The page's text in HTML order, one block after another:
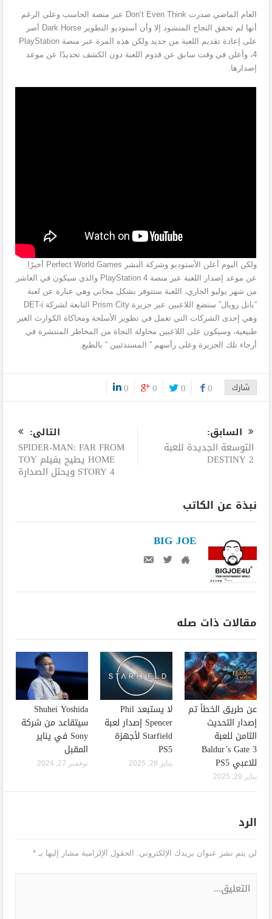
العام الماضي صدرت Don’t Even Think عبر منصة الحاسب وعلى الرغم
أنها لم تحقق النجاح المنشود إلا وأن أستوديو التطوير Dark Horse أصر
على إعادة تقديم اللعبة من جديد ولكن هذه المرة عبر منصة PlayStation
4، وأعلن في وقت سابق عن قدوم اللعبة دون الكشف تحديدًا عن موعد
إصدارها.
ولكن اليوم أعلن الأستوديو وشركة النشر Perfect World Games أخيرًا
عن موعد إصدار اللعبة عبر منصة PlayStation 4 والذي سيكون في العاشر
من شهر يوليو الجاري، اللعبة ستتوفر بشكل مجاني وهي عبارة عن لعبة
“باتل رويال” ستضع اللاعبين عبر جزيرة Prism City التابعة لشركة DET-i
وهي إحدى الشركات التي تعمل في تطوير الأسلحة ومحاكاة الكوارث الغير
طبيعية، وسيكون على اللاعبين محاولة النجاة من المخاطر المنتشرة في
أرجاء تلك الجزيرة وعلى رأسهم ” المستذئبين ” بالطبع.
شارك 0
0
0
0
السابق:
التوسعة الجديدة للعبة
DESTINY 2
التالى:
SPIDER-MAN: FAR FROM
HOME يطيح بفيلم TOY
STORY 4 ويحتل الصدارة
نبذة عن الكاتب
BIG JOE
مقالات ذات صله
عن طريق الخطأ تم
إصدار التحديث
الثامن للعبة
Baldur’s Gate 3
للاعبي PS5
يناير 28, 2025
لا يستبعد Phil
Spencer إصدار لعبة
Starfield لأجهزة
PS5
يناير 28, 2025
Shuhei Yoshida
سيتقاعد من شركة
Sony في يناير
المقبل
نوفمبر 27, 2024
الرد
لن يتم نشر عنوان بريدك الإلكتروني. الحقول الإلزامية مشار إليها بـ*